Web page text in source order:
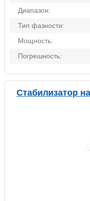
Диапазон:
Тип фазности:
Мощность:
Погрешность:
Стабилизатор